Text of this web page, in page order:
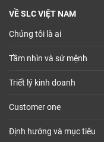
VỀ SLC VIỆT NAM
Chúng tôi là ai
Tầm nhìn và sứ mệnh
Triết lý kinh doanh
Customer one
Định hướng và mục tiêu